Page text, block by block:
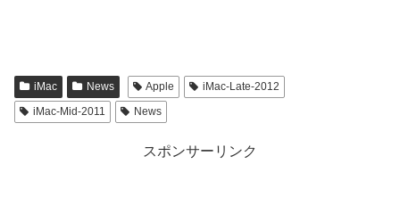
iMac News Apple
iMac-Late-2012
iMac-Mid-2011
News
スポンサーリンク